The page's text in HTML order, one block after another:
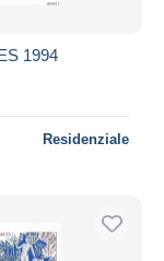
1994
Residenziale